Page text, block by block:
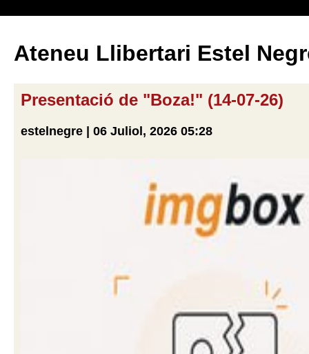
Ateneu Llibertari Estel
Presentació de "Boza!" (14-07-26)
estelnegre | 06 Juliol, 2026 05:28